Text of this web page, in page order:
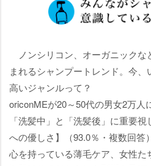
ノンシリコン、オーガニックな
まれるシャンプートレンド。今
高いジャンルって？
oriconMEが20～50代の男女2万人
「洗髪中」と「洗髪後」に重要
への優しさ】（93.0％・複数回答
心を持っている薄毛ケア、女性た